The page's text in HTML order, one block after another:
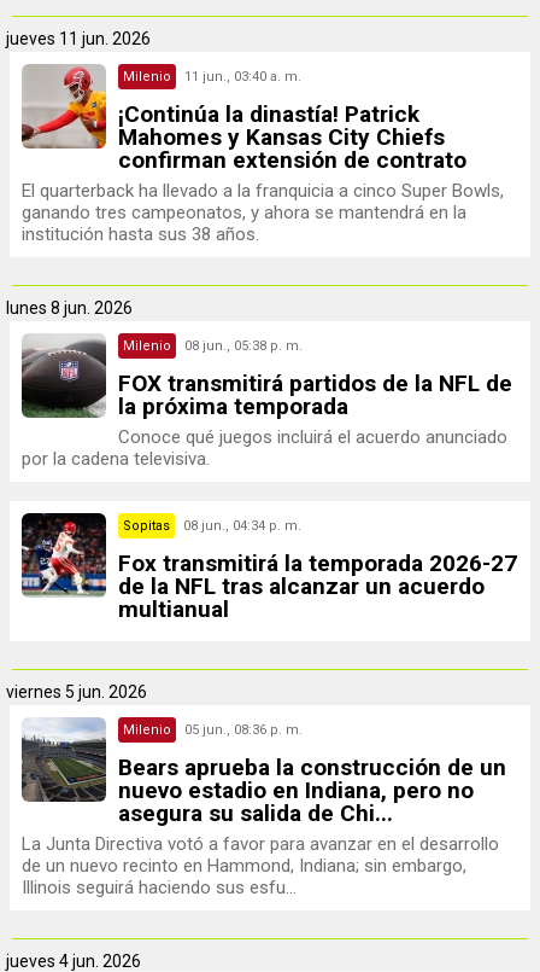
jueves 11 jun. 2026
Milenio 11 jun., 03:40 a. m.
¡Continúa la dinastía! Patrick
Mahomes y Kansas City Chiefs
confirman extensión de contrato
El quarterback ha llevado a la franquicia a cinco Super Bowls,
ganando tres campeonatos, y ahora se mantendrá en la
institución hasta sus 38 años.
lunes 8 jun. 2026
Milenio 08 jun., 05:38 p. m.
FOX transmitirá partidos de la NFL de
la próxima temporada
Conoce qué juegos incluirá el acuerdo anunciado
por la cadena televisiva.
Sopitas 08 jun., 04:34 p. m.
Fox transmitirá la temporada 2026-27
de la NFL tras alcanzar un acuerdo
multianual
viernes 5 jun. 2026
Milenio 05 jun., 08:36 p. m.
Bears aprueba la construcción de un
nuevo estadio en Indiana, pero no
asegura su salida de Chi...
La Junta Directiva votó a favor para avanzar en el desarrollo
de un nuevo recinto en Hammond, Indiana; sin embargo,
Illinois seguirá haciendo sus esfu...
jueves 4 jun. 2026